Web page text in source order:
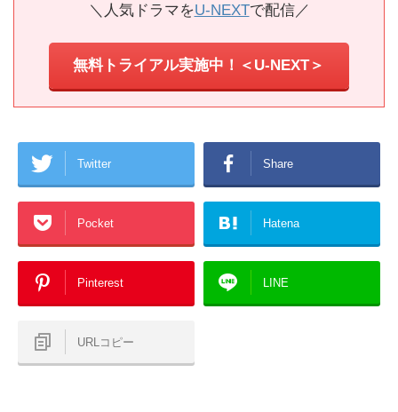
＼人気ドラマをU-NEXTで配信／
無料トライアル実施中！＜U-NEXT＞
Twitter Share
Pocket Hatena
Pinterest LINE
URLコピー